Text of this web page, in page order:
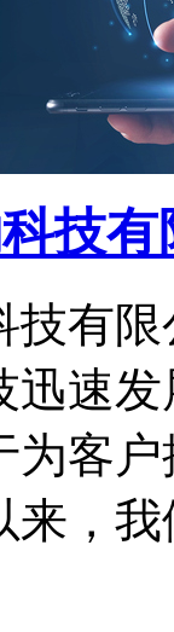
技
技有
迅速
为客
来，我